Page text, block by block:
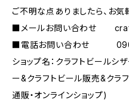
ご不明な点ありましたら、お気
■メールお問い合わせ
■電話お問い合わせ
ショップ名：クラフトビールシ
ー&クラフトビール販売&クラ
通販・オンラインショップ)